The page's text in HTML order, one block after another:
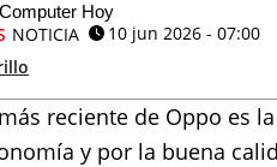
Computer Hoy
NOTICIA
10 jun 2026 - 07:00
reciente de Oppo es
y por la buena